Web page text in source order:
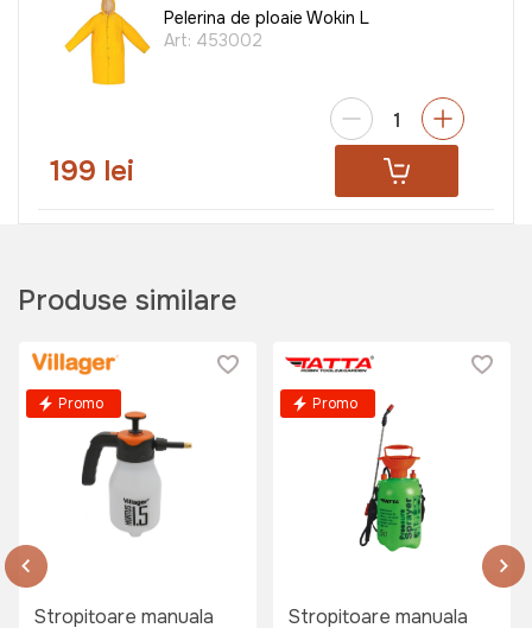
Pelerina de ploaie Wokin L
Art: 453002
199 lei
Art:TT-MP
169 lei
Produse similare
Promo
Stropitoare manuala
Promo
Stropitoare manuala